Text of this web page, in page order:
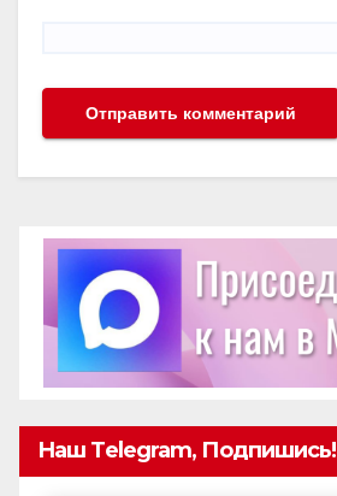
Наш Telegram, Подпишись!